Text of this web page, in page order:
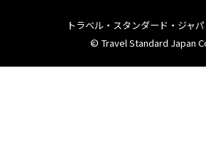
トラベル・スタンダード・ジャ
© Travel Standard Japan